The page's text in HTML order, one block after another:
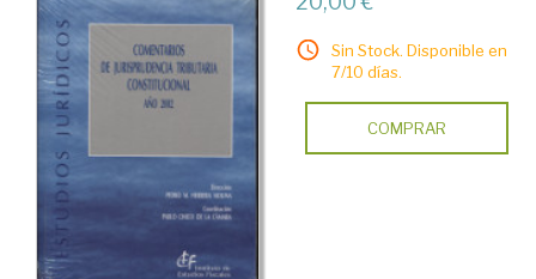
Sin Stock. Disponible en
7/10 días.
COMPRAR